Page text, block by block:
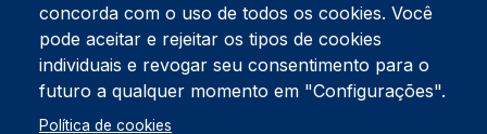
Estúdios
Rua Prior Guerra
Edifício do Centro Cultural da Gafanha da Nazaré
3830-556 Gafanha da Nazaré
concorda com o uso de todos os cookies. Você
pode aceitar e rejeitar os tipos de cookies
individuais e revogar seu consentimento para o
futuro a qualquer momento em "Configurações".
Política de cookies